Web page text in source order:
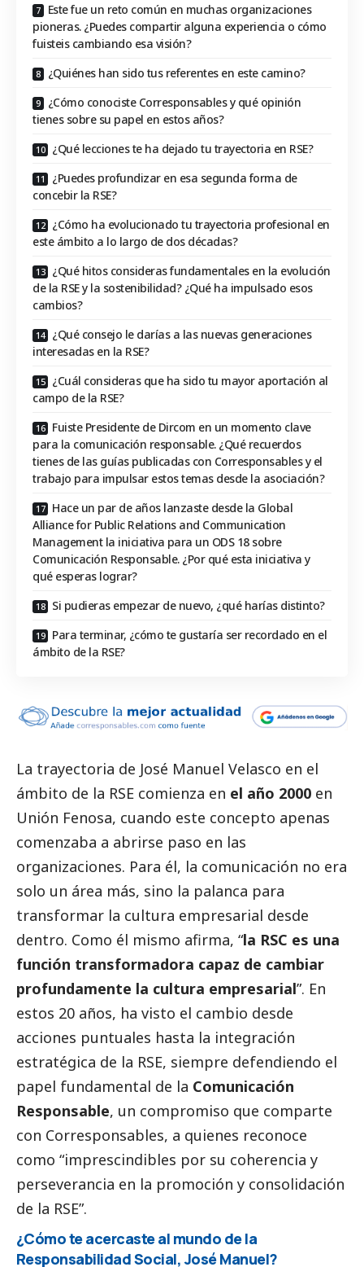
Este fue un reto común en muchas organizaciones
pioneras. ¿Puedes compartir alguna experiencia o cómo
fuisteis cambiando esa visión?
¿Quiénes han sido tus referentes en este camino?
¿Cómo conociste Corresponsables y qué opinión
tienes sobre su papel en estos años?
¿Qué lecciones te ha dejado tu trayectoria en RSE?
¿Puedes profundizar en esa segunda forma de
concebir la RSE?
¿Cómo ha evolucionado tu trayectoria profesional en
este ámbito a lo largo de dos décadas?
¿Qué hitos consideras fundamentales en la evolución
de la RSE y la sostenibilidad? ¿Qué ha impulsado esos
cambios?
¿Qué consejo le darías a las nuevas generaciones
interesadas en la RSE?
¿Cuál consideras que ha sido tu mayor aportación al
campo de la RSE?
Fuiste Presidente de Dircom en un momento clave
para la comunicación responsable. ¿Qué recuerdos
tienes de las guías publicadas con Corresponsables y el
trabajo para impulsar estos temas desde la asociación?
Hace un par de años lanzaste desde la Global
Alliance for Public Relations and Communication
Management la iniciativa para un ODS 18 sobre
Comunicación Responsable. ¿Por qué esta iniciativa y
qué esperas lograr?
Si pudieras empezar de nuevo, ¿qué harías distinto?
Para terminar, ¿cómo te gustaría ser recordado en el
ámbito de la RSE?
La trayectoria de José Manuel Velasco en el
ámbito de la RSE comienza en el año 2000 en
Unión Fenosa, cuando este concepto apenas
comenzaba a abrirse paso en las
organizaciones. Para él, la comunicación no era
solo un área más, sino la palanca para
transformar la cultura empresarial desde
dentro. Como él mismo afirma, “la RSC es una
función transformadora capaz de cambiar
profundamente la cultura empresarial”. En
estos 20 años, ha visto el cambio desde
acciones puntuales hasta la integración
estratégica de la RSE, siempre defendiendo el
papel fundamental de la Comunicación
Responsable, un compromiso que comparte
con Corresponsables, a quienes reconoce
como “imprescindibles por su coherencia y
perseverancia en la promoción y consolidación
de la RSE”.
¿Cómo te acercaste al mundo de la
ResponsabilidadSocial, José Manuel?